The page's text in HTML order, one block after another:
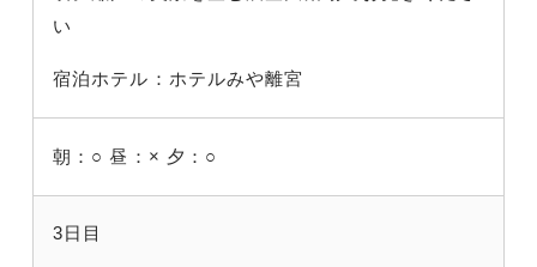
い
宿泊ホテル：ホテルみや離宮
朝：○ 昼：× 夕：○
3日目